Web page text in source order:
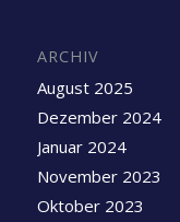
ARCHIV
August 2025
Dezember 2024
Januar 2024
November 2023
Oktober 2023